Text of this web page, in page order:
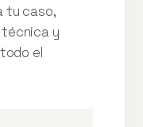
tu caso,
y
el